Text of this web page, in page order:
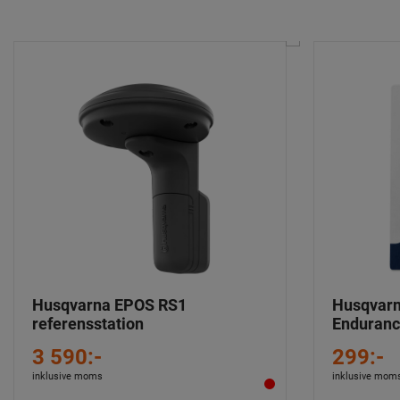
Husqvarna EPOS RS1
referensstation
3 590:-
inklusive moms
299:-
inklusive